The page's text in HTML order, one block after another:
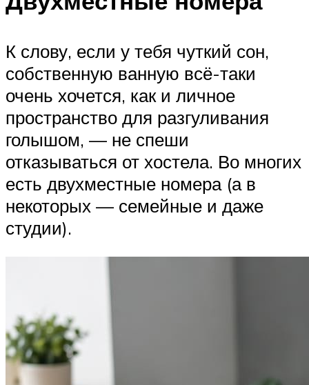
К слову, если у тебя чуткий сон,
собственную ванную всё-таки
очень хочется, как и личное
пространство для разгуливания
голышом, — не спеши
отказываться от хостела. Во многих
есть двухместные номера (а в
некоторых — семейные и даже
студии).